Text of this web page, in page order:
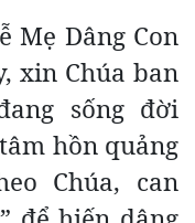
Mẹ Dâng Con
xin Chúa ban
sống đời
hồn quảng
Chúa, can